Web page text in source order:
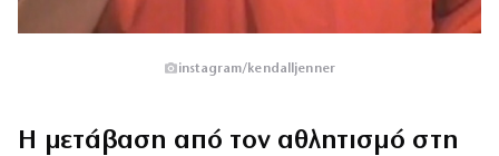
instagram/kendalljenner
Η μετάβαση από τον αθλητισμό στη